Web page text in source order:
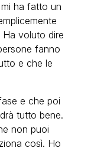
ha fatto un
Ha voluto dire
fanno
e che le
e che poi
tutto bene.
non puoi
così. Ho